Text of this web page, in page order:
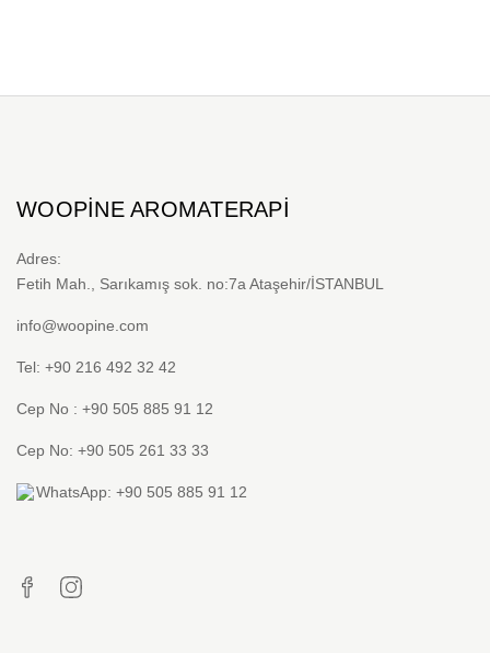
WOOPINE AROMATERAPI
Adres:
Fetih Mah., Sarıkamış sok. no:7a Ataşehir/İSTANBUL
info@woopine.com
Tel: +90 216 492 32 42
Cep No : +90 505 885 91 12
Cep No: +90 505 261 33 33
WhatsApp: +90 505 885 91 12